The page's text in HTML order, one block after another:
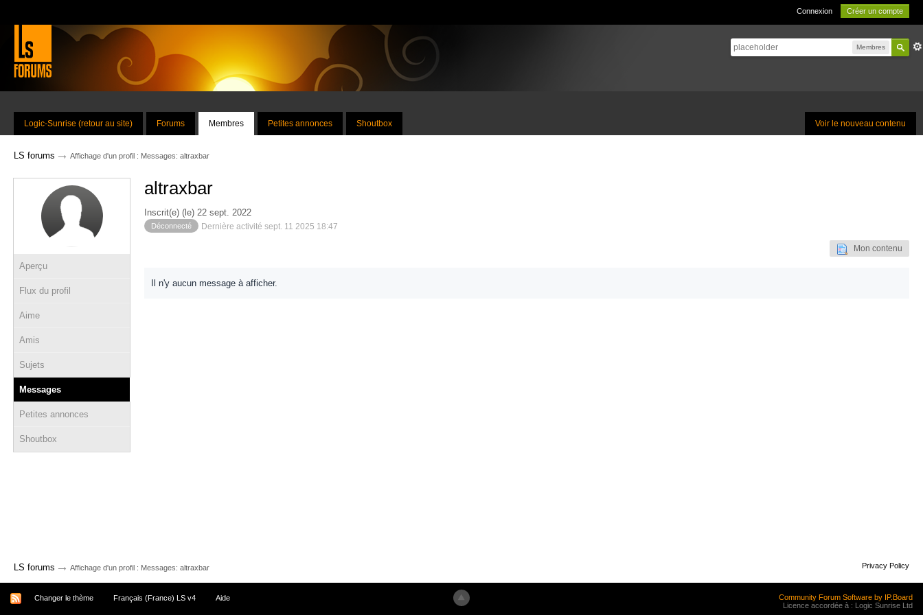
Connexion Créer un compte
Membres
Voir le nouveau contenu
Logic-Sunrise (retour au site) Forums Membres Petites annonces Shoutbox
LS forums → Affichage d'un profil : Messages: altraxbar
Aperçu
Flux du profil
Aime
Amis
Sujets
Messages
Petites annonces
Shoutbox
altraxbar
Inscrit(e) (le) 22 sept. 2022
Déconnecté Dernière activité sept. 11 2025 18:47
Mon contenu
Il n'y aucun message à afficher.
LS forums → Affichage d'un profil : Messages: altraxbar Privacy Policy
Changer le thème Français (France) LS v4 Aide
Community Forum Software by IP.Board
Licence accordée à : Logic Sunrise Ltd